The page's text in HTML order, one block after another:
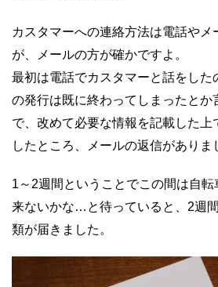
カスタマーへの連絡方法は電話やメ
が、メールの方が確かですよ。
最初は電話でカスタマーと話をした
の発行は既に終わってしまったとか
で、改めて必要な情報を記載した上
したところ、メールの返信がありま
1～2週間ということでこの間は自転
来ないかな…と待っていると、2週
類が届きました。